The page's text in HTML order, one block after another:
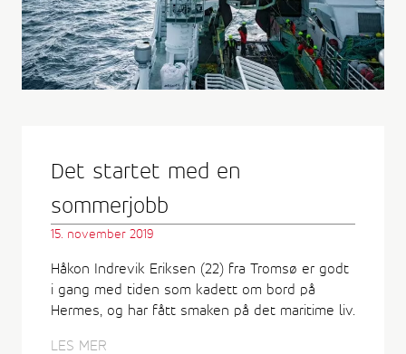
Det startet med en
sommerjobb
15. november 2019
Håkon Indrevik Eriksen (22) fra Tromsø er godt
i gang med tiden som kadett om bord på
Hermes, og har fått smaken på det maritime liv.
LES MER